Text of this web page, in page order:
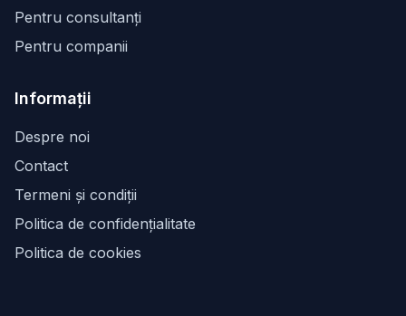
Pentru consultanți
Pentru companii
Informații
Despre noi
Contact
Termeni și condiții
Politica de confidențialitate
Politica de cookies